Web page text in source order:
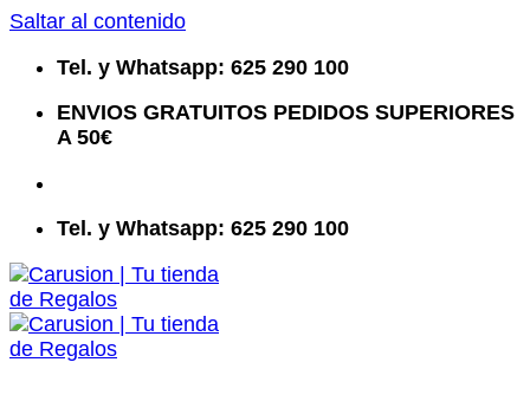
Saltar al contenido
Tel. y Whatsapp: 625 290 100
ENVIOS GRATUITOS PEDIDOS SUPERIORES
A 50€
Tel. y Whatsapp: 625 290 100